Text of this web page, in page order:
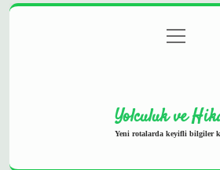
Gizlilik Politikası
menüyü
aç
Yolculuk ve
Yeni rotalarda keyifli bilgiler